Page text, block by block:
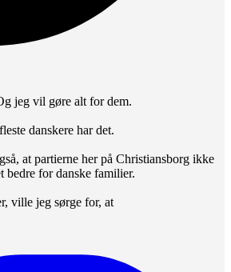
jeg vil gøre alt for dem.
danskere har det.
at partierne her på Christiansborg ikke
bedre for danske familier.
ville jeg sørge for, at